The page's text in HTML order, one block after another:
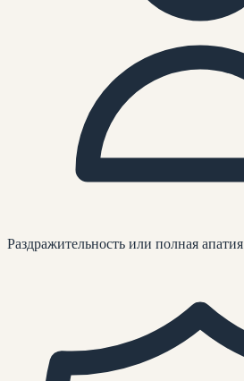
Раздражительность или полная апатия